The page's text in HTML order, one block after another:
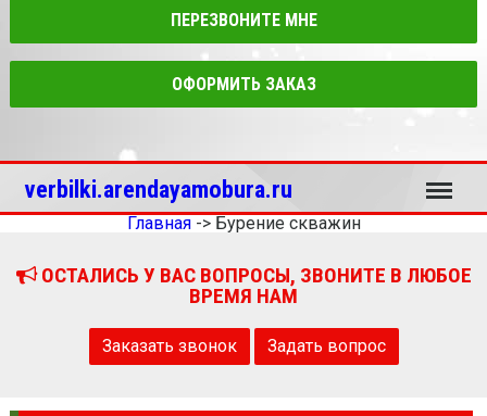
ПЕРЕЗВОНИТЕ МНЕ
ОФОРМИТЬ ЗАКАЗ
verbilki.arendayamobura.ru Меню
Главная-> Бурение скважин
ОСТАЛИСЬ У ВАС ВОПРОСЫ, ЗВОНИТЕ В ЛЮБОЕ
ВРЕМЯ НАМ
Заказать звонок Задать вопрос